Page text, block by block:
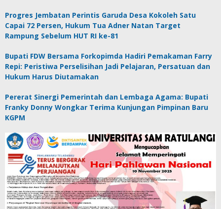
Progres Jembatan Perintis Garuda Desa Kokoleh Satu
Capai 72 Persen, Hukum Tua Adner Natan Target
Rampung Sebelum HUT RI ke-81
Bupati FDW Bersama Forkopimda Hadiri Pemakaman Farry
Repi: Peristiwa Perselisihan Jadi Pelajaran, Persatuan dan
Hukum Harus Diutamakan
Pererat Sinergi Pemerintah dan Lembaga Agama: Bupati
Franky Donny Wongkar Terima Kunjungan Pimpinan Baru
KGPM